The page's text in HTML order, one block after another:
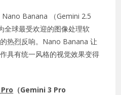
Banana （Gemini 2.5
全球最受欢迎的图像处理软
热烈反响。Nano Banana 让
具有统一风格的视觉效果变得
（Gemini 3 Pro